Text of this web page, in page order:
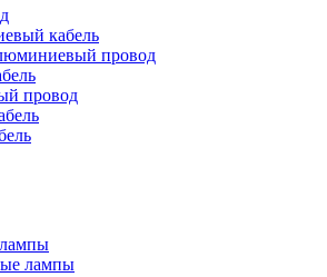
кабель
провод
провод
лампы